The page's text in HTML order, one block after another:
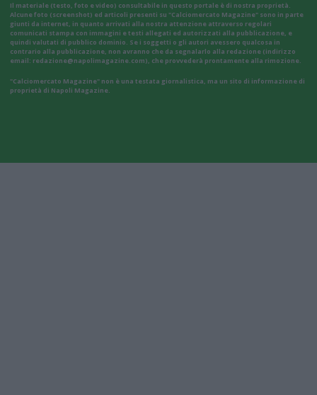
Il materiale (testo, foto e video) consultabile in questo portale è di nostra proprietà.
Alcune foto (screenshot) ed articoli presenti su "Calciomercato Magazine" sono in parte
giunti da internet, in quanto arrivati alla nostra attenzione attraverso regolari
comunicati stampa con immagini e testi allegati ed autorizzati alla pubblicazione, e
quindi valutati di pubblico dominio. Se i soggetti o gli autori avessero qualcosa in
contrario alla pubblicazione, non avranno che da segnalarlo alla redazione (indirizzo
email: redazione@napolimagazine.com), che provvederà prontamente alla rimozione.
"Calciomercato Magazine" non è una testata giornalistica, ma un sito di informazione di
proprietà di Napoli Magazine.